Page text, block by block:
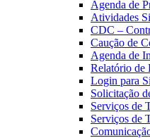
Agenda de
Atividades
CDC –
Caução de
Agenda de
Relatório de
Login para
Solicitação
Serviços de
Serviços de